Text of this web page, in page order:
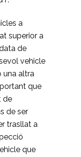
a
superior a
de
vehicle
una altra
que
de
de ser
trasllat a
que